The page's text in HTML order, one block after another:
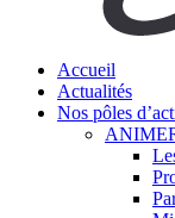
search
Menu
Accueil
Actualités
Nos pôles